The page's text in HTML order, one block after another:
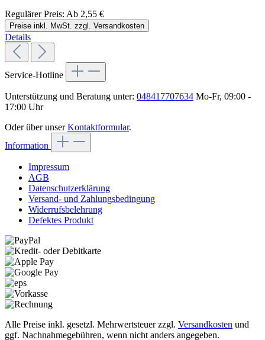
Regulärer Preis: Ab 2,55 €
Preise inkl. MwSt. zzgl. Versandkosten
Details
Service-Hotline
Unterstützung und Beratung unter: 048417707634 Mo-Fr, 09:00 -
17:00 Uhr
Oder über unserKontaktformular.
Information
Impressum
AGB
Datenschutzerklärung
Versand- und Zahlungsbedingung
Widerrufsbelehrung
Defektes Produkt
Alle Preise inkl. gesetzl. Mehrwertsteuer zzgl. Versandkosten und
ggf. Nachnahmegebühren, wenn nicht anders angegeben.